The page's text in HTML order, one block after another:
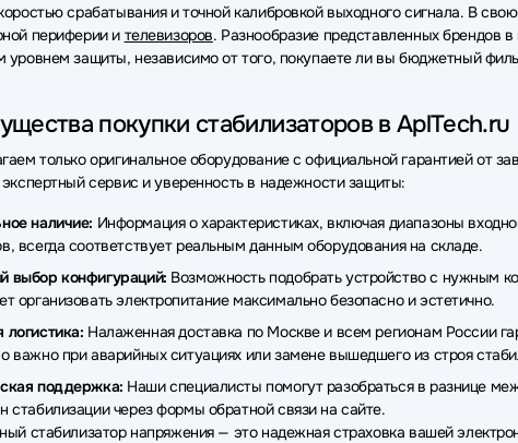
срабатывания и точной калибровкой выходного сигнала. В
периферии и телевизоров. Разнообразие представленных брендов
уровнем защиты, независимо от того, покупаете ли вы бюджетный
покупки стабилизаторов в AplTech.ru
только оригинальное оборудование с официальной гарантией от
экспертный сервис и уверенность в надежности защиты:
наличие: Информация о характеристиках, включая диапазоны
всегда соответствует реальным данным оборудования на складе.
выбор конфигураций: Возможность подобрать устройство с нужным
организовать электропитание максимально безопасно и эстетично.
логистика: Налаженная доставка по Москве и всем регионам России
важно при аварийных ситуациях или замене вышедшего из строя
поддержка: Наши специалисты помогут разобраться в разнице
стабилизации через формы обратной связи на сайте.
стабилизатор напряжения — это надежная страховка вашей